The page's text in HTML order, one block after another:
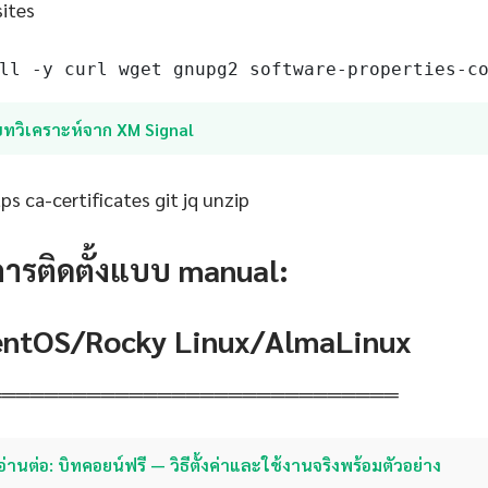
-y curl wget gnupg2 software-properties-
วิเคราะห์จาก XM Signal
ca-certificates git jq unzip
รติดตั้งแบบ manual:
Rocky Linux/AlmaLinux
านต่อ: บิทคอยน์ฟรี — วิธีตั้งค่าและใช้งานจริงพร้อมตัวอย่าง